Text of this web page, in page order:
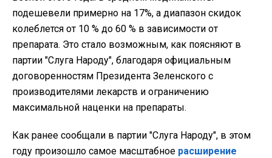
подешевели примерно на 17%, а диапазон скидок
колеблется от 10 % до 60 % в зависимости от
препарата. Это стало возможным, как поясняют в
партии "Слуга Народу", благодаря официальным
договоренностям Президента Зеленского с
производителями лекарств и ограничению
максимальной наценки на препараты.
Как ранее сообщали в партии "Слуга Народу", в этом
году произошло самое масштабное расширение